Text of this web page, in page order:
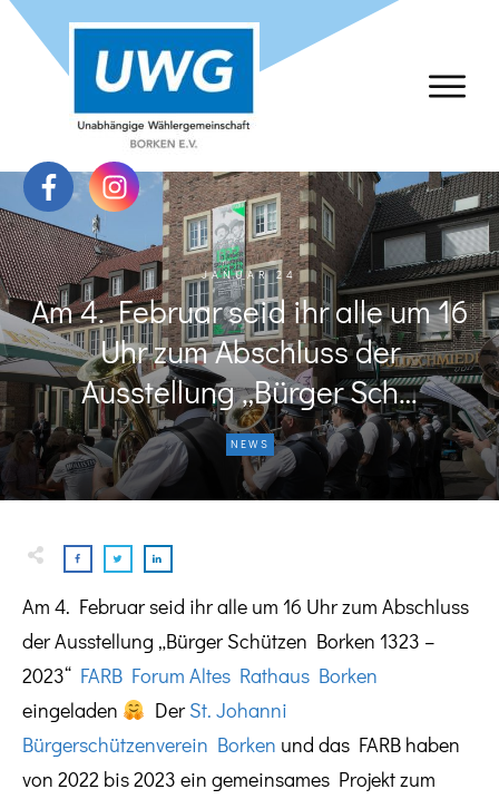
JANUAR 24
Am 4. Februar seid ihr alle um 16
Uhr zum Abschluss der
Ausstellung „Bürger Sch…
NEWS
Am 4. Februar seid ihr alle um 16 Uhr zum Abschluss
der Ausstellung „Bürger Schützen Borken 1323 –
2023“ FARB Forum Altes Rathaus Borken
eingeladen
DerSt. Johanni
Bürgerschützenverein Borken und das FARB haben
von 2022 bis 2023 ein gemeinsames Projekt zum